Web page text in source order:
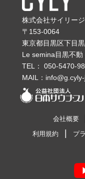
株式会社サイリー
〒153-0064
東京都目黒区下目
Le semina目黒不動
TEL： 050-5470-
MAIL：
会社概要
利用規約
プ